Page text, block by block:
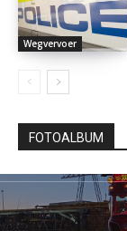
Wegvervoer
FOTOALBUM